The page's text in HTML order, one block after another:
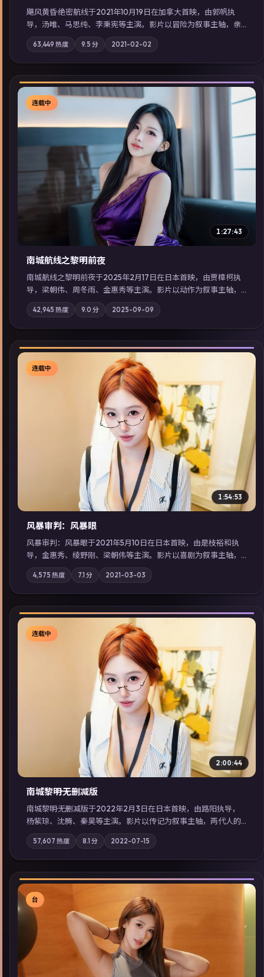
飓风黄昏·绝密航线于2021年10月19日在加拿大首映，由郭帆执
导，汤唯、马思纯、李秉宪等主演。影片以冒险为叙事主轴，亲
情与职责必须在倒计时结束前做出抉择；摄影与配乐强化地域气
质；站内亦可通过「国产免费观看高清电视剧在线看」延展检索
同类型高分佳作，畅享高清在线追剧体验。
63,449 热度 9.5 分 2021-02-02
▶
连载中
1:27:43
南城航线之黎明前夜
南城航线之黎明前夜于2025年2月17日在日本首映，由贾樟柯执
导，梁朝伟、周冬雨、金惠秀等主演。影片以动作为叙事主轴，
城市霓虹背后，有人用规则改写命运；摄影与配乐强化地域气
质；站内亦可通过「国产免费观看高清电视剧在线看」延展检索
同类型高分佳作，畅享高清在线追剧体验。
42,945 热度 9.0 分 2025-09-09
▶
连载中
1:54:53
风暴审判：风暴眼
风暴审判：风暴眼于2021年5月10日在日本首映，由是枝裕和执
导，金惠秀、绫野刚、梁朝伟等主演。影片以喜剧为叙事主轴，
边境小镇的平静被一封匿名信彻底打破；摄影与配乐强化地域气
质；站内亦可通过「国产免费观看高清电视剧在线看」延展检索
同类型高分佳作，畅享高清在线追剧体验。
4,575 热度 7.1 分 2021-03-03
▶
连载中
2:00:44
南城黎明·无删减版
南城黎明·无删减版于2022年2月3日在日本首映，由路阳执导，
杨紫琼、沈腾、秦昊等主演。影片以传记为叙事主轴，两代人的
执念在暴风雨夜正面相撞；摄影与配乐强化地域气质；站内亦可
通过「国产免费观看高清电视剧在线看」延展检索同类型高分佳
作，畅享高清在线追剧体验。
57,607 热度 8.1分 2022-07-15
▶
台